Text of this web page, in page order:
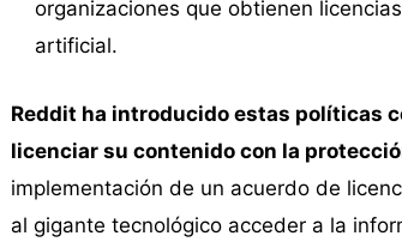
organizaciones que obtienen
artificial.
Reddit ha introducido estas políticas
licenciar su contenido con la
implementación de un acuerdo de
al gigante tecnológico acceder a la